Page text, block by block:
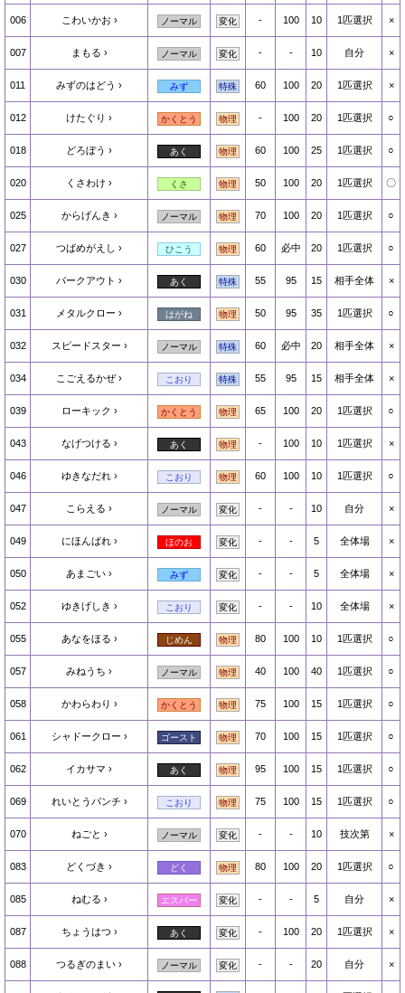
006 こわいかお ノーマル 変化 - 100 10 1匹選択 ×
007 まもる ノーマル 変化 - - 10 自分 ×
011 みずのはどう みず 特殊 60 100 20 1匹選択 ×
012 けたぐり かくとう 物理 - 100 20 1匹選択 ○
018 どろぼう あく 物理 60 100 25 1匹選択 ○
020 くさわけ くさ 物理 50 100 20 1匹選択 〇
025 からげんき ノーマル 物理 70 100 20 1匹選択 ○
027 つばめがえし ひこう 物理 60 必中 20 1匹選択 ○
030 バークアウト あく 特殊 55 95 15 相手全体 ×
031 メタルクロー はがね 物理 50 95 35 1匹選択 ○
032 スピードスター ノーマル 特殊 60 必中 20 相手全体 ×
034 こごえるかぜ こおり 特殊 55 95 15 相手全体 ×
039 ローキック かくとう 物理 65 100 20 1匹選択 ○
043 なげつける あく 物理 - 100 10 1匹選択 ×
046 ゆきなだれ こおり 物理 60 100 10 1匹選択 ○
047 こらえる ノーマル 変化 - - 10 自分 ×
049 にほんばれ ほのお 変化 - - 5 全体場 ×
050 あまごい みず 変化 - - 5 全体場 ×
052 ゆきげしき こおり 変化 - - 10 全体場 ×
055 あなをほる じめん 物理 80 100 10 1匹選択 ○
057 みねうち ノーマル 物理 40 100 40 1匹選択 ○
058 かわらわり かくとう 物理 75 100 15 1匹選択 ○
061 シャドークロー ゴースト 物理 70 100 15 1匹選択 ○
062 イカサマ あく 物理 95 100 15 1匹選択 ○
069 れいとうパンチ こおり 物理 75 100 15 1匹選択 ○
070 ねごと ノーマル 変化 - - 10 技次第 ×
083 どくづき どく 物理 80 100 20 1匹選択 ○
085 ねむる エスパー 変化 - - 5 自分 ×
087 ちょうはつ あく 変化 - 100 20 1匹選択 ×
088 つるぎのまい ノーマル 変化 - - 20 自分 ×